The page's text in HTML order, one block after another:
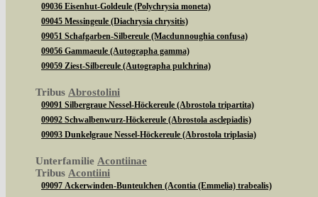
09036 Eisenhut-Goldeule (Polychrysia moneta)
09045 Messingeule (Diachrysia chrysitis)
09051 Schafgarben-Silbereule (Macdunnoughia confusa)
09056 Gammaeule (Autographa gamma)
09059 Ziest-Silbereule (Autographa pulchrina)
Tribus Abrostolini
09091 Silbergraue Nessel-Höckereule (Abrostola tripartita)
09092 Schwalbenwurz-Höckereule (Abrostola asclepiadis)
09093 Dunkelgraue Nessel-Höckereule (Abrostola triplasia)
Unterfamilie Acontiinae
Tribus Acontiini
09097 Ackerwinden-Bunteulchen (Acontia (Emmelia) trabealis)